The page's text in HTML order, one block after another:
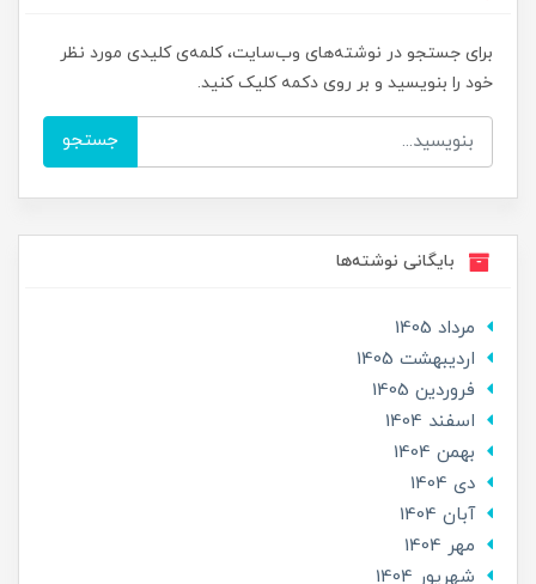
برای جستجو در نوشته‌های وب‌سایت، کلمه‌ی کلیدی مورد نظر
خود را بنویسید و بر روی دکمه کلیک کنید.
جستجو
بایگانی نوشته‌ها
مرداد 1405
ارديبهشت 1405
فروردین 1405
اسفند 1404
بهمن 1404
دی 1404
آبان 1404
مهر 1404
شهریور 1404